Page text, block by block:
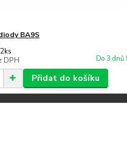
BA9S
2ks
DPH Do 3 dnů
Přidat do košíku